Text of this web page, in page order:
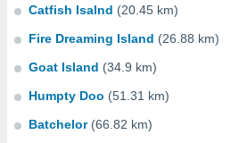
Catfish Isalnd (20.45 km)
Fire Dreaming Island (26.88 km)
Goat Island (34.9 km)
Humpty Doo (51.31 km)
Batchelor (66.82 km)